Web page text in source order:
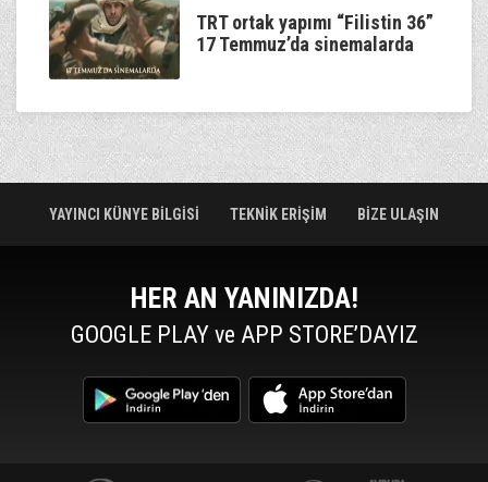
TRT ortak yapımı “Filistin 36”
17 Temmuz’da sinemalarda
YAYINCI KÜNYE BİLGİSİ TEKNİK ERİŞİM BİZE ULAŞIN
HER AN YANINIZDA!
GOOGLE PLAY ve APP STORE’DAYIZ